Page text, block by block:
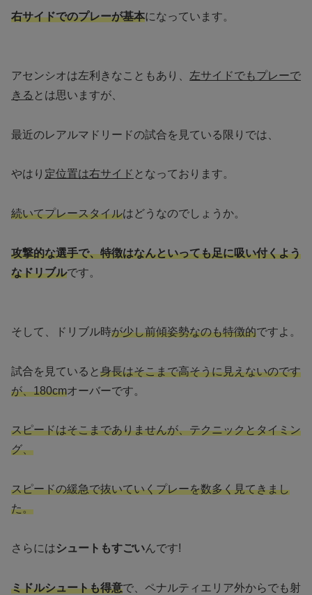
右サイドでのプレーが基本になっています。
アセンシオは左利きなこともあり、 左サイドでもプレーで
きる とは思いますが、
最近のレアルマドリードの試合を見ている限りでは、
やはり 定位置は右サイド となっております。
続いてプレースタイルはどうなのでしょうか。
攻撃的な選手で、特徴はなんといっても足に吸い付くよう
なドリブルです。
そして、ドリブル時が少し前傾姿勢なのも特徴的ですよ。
試合を見ていると 身長はそこまで高そうに見えないのです
が、180cmオーバーです。
スピードはそこまでありませんが、テクニックとタイミン
グ、
スピードの緩急で抜いていくプレーを数多く見てきまし
た。
さらにはシュートもすごいんです!
ミドルシュートも得意で、ペナルティエリア外からでも射